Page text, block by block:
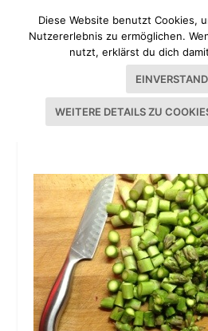
RISOTTO_SPARGEL
Diese Website benutzt Cookies,
Nutzererlebnis zu ermöglichen.
nutzt, erklärst du dich
WEITERE DETAILS ZU